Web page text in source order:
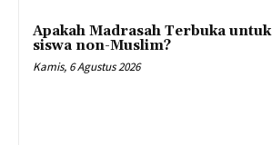
Apakah Madrasah Terbuka untuk
siswa non-Muslim?
Kamis, 6 Agustus 2026